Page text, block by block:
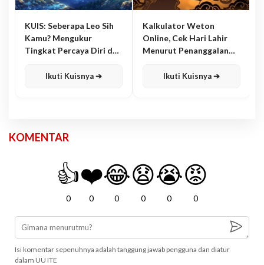
KUIS: Seberapa Leo Sih
Kamu? Mengukur
Tingkat Percaya Diri dan
Ikuti Kuisnya ➔
Kalkulator Weton
Online, Cek Hari Lahir
Menurut Penanggalan
Ikuti Kuisnya ➔
KOMENTAR
👍
0
❤️
0
😂
0
😧
0
😭
0
😡
0
Isi komentar sepenuhnya adalah tanggung jawab pengguna dan diatur
dalam UU ITE